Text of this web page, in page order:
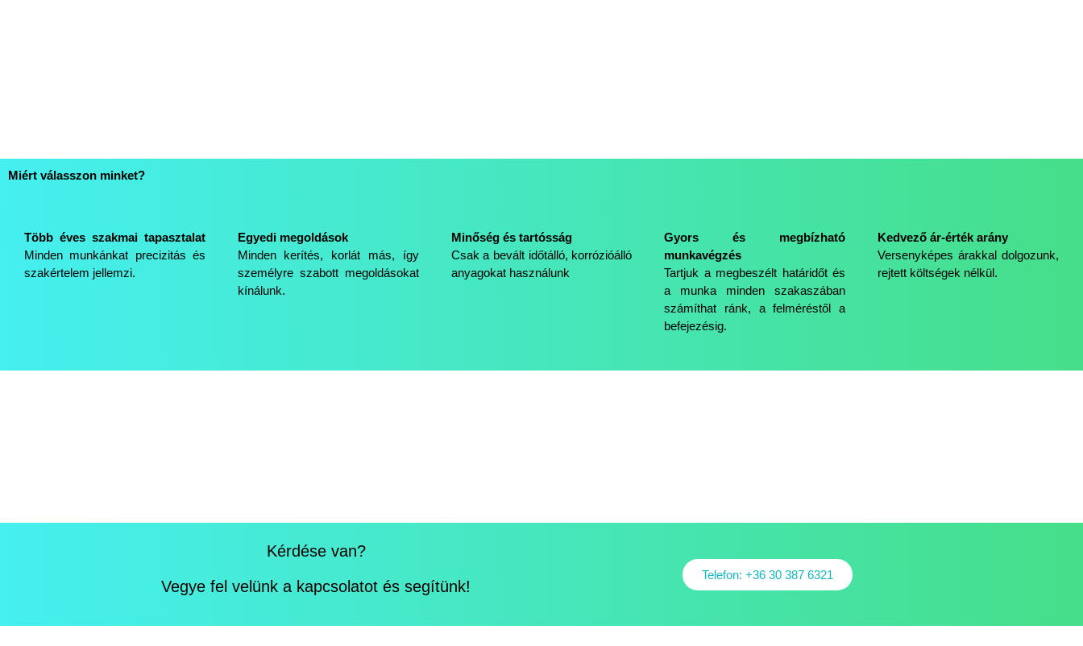
Miért válasszon minket?
Több éves szakmai tapasztalat
Minden munkánkat precizitás és
szakértelem jellemzi.
Egyedi megoldások
Minden kerítés, korlát más, így
személyre szabott megoldásokat
kínálunk.
Minőség és tartósság
Csak a bevált időtálló, korrózióálló
anyagokat használunk
Gyors és megbízható
munkavégzés
Tartjuk a megbeszélt határidőt és
a munka minden szakaszában
számíthat ránk, a felméréstől a
befejezésig.
Kedvező ár-érték arány
Versenyképes árakkal dolgozunk,
rejtett költségek nélkül.
Kérdése van?
Vegye fel velünk a kapcsolatot és segítünk!
Telefon: +36 30 387 6321